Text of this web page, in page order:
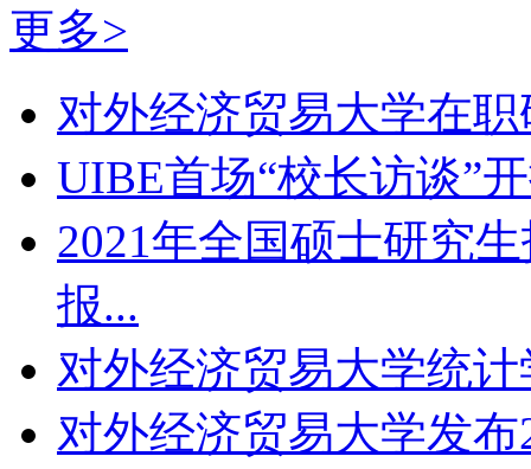
更多>
对外经济贸易大学在
UIBE首场“校长访谈”
2021年全国硕士研究
报...
对外经济贸易大学统
对外经济贸易大学发